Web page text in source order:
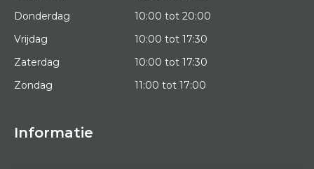
Donderdag
10:00 tot 20:00
Vrijdag
10:00 tot 17:30
Zaterdag
10:00 tot 17:30
Zondag
11:00 tot 17:00
Informatie